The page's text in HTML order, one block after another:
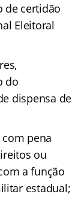
de certidão
Eleitoral
do
dispensa de
pena
ou
a função
estadual;